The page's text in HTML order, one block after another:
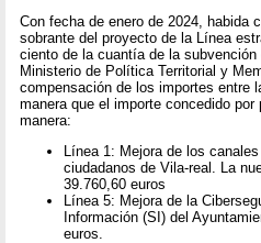
Con fecha de enero de 2024, habida
sobrante del proyecto de la Línea
ciento de la cuantía de la
Ministerio de Política Territorial y
compensación de los importes entre
manera que el importe concedido
manera:
Línea 1: Mejora de los
ciudadanos de Vila-real. La
39.760,60 euros
Línea 5: Mejora de la
Información (SI) del
euros.